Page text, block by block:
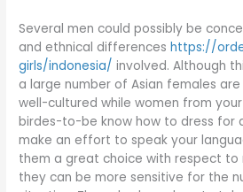
Several men could possibly be
and ethnical differenceshttps://
girls/indonesia/ involved. Although
a large number of Asian females
well-cultured while women from
birdes-to-be know how to dress for
make an effort to speak your
them a great choice with respect to
they can be more sensitive for the